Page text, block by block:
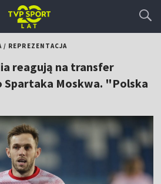
/ REPREZENTACJA
reagują na transfer
Spartaka Moskwa. "Polska